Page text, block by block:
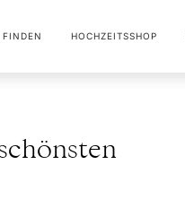
FINDEN HOCHZEITSSHOP